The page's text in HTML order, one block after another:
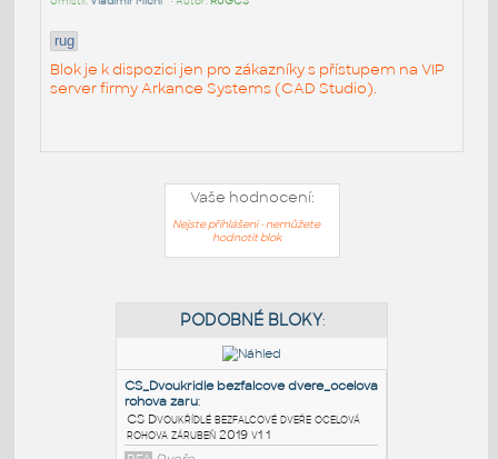
rug
Blok je k dispozici jen pro zákazníky s přístupem na VIP
server firmy Arkance Systems (CAD Studio).
Vaše hodnocení:
Nejste přihlášeni - nemůžete
hodnotit blok